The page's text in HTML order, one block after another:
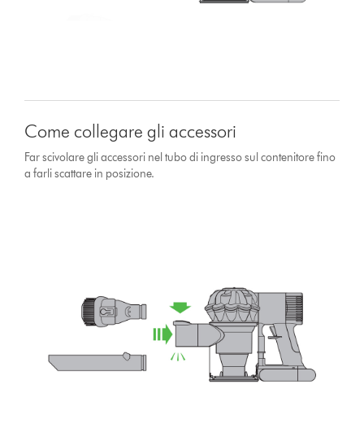
Come collegare gli accessori
Far scivolare gli accessori nel tubo di ingresso sul contenitore fino
a farli scattare in posizione.